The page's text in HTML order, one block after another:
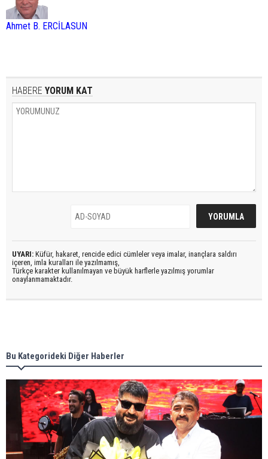
Ahmet B. ERCİLASUN
HABERE YORUM KAT
UYARI: Küfür, hakaret, rencide edici cümleler veya imalar, inançlara saldırı
içeren, imla kuralları ile yazılmamış,
Türkçe karakter kullanılmayan ve büyük harflerle yazılmış yorumlar
onaylanmamaktadır.
Bu Kategorideki Diğer Haberler